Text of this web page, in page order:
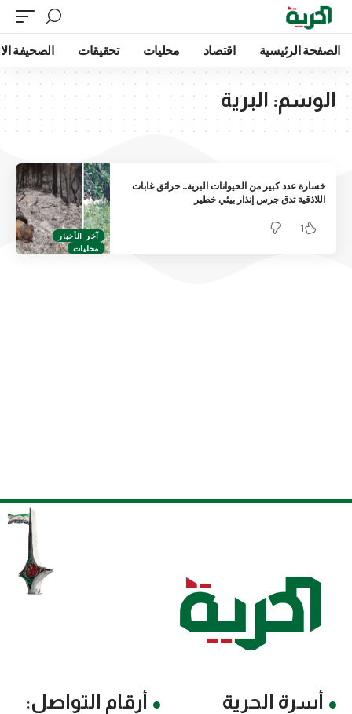
الصفحة الرئيسية اقتصاد محليات تحقيقات الصحيفة
الوسم: البرية
آخر الأخبار
محليات
خسارة عدد كبير من الحيوانات البرية.. حرائق غابات
اللاذقية تدق جرس إنذار بيئي خطير
1
أسرة الحرية أرقام التواصل: